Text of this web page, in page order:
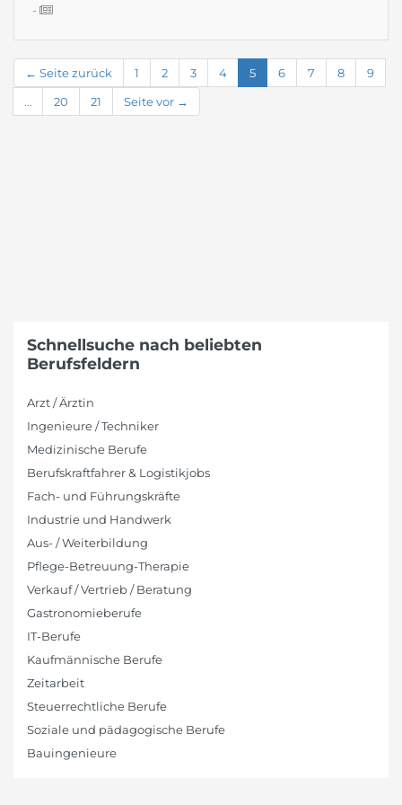
-
← Seite zurück 1 2 3 4 5 6 7 8
9
…
20 21 Seite vor →
Schnellsuche nach beliebten
Berufsfeldern
Arzt / Ärztin
Ingenieure / Techniker
Medizinische Berufe
Berufskraftfahrer & Logistikjobs
Fach- und Führungskräfte
Industrie und Handwerk
Aus- / Weiterbildung
Pflege-Betreuung-Therapie
Verkauf / Vertrieb / Beratung
Gastronomieberufe
IT-Berufe
Kaufmännische Berufe
Zeitarbeit
Steuerrechtliche Berufe
Soziale und pädagogische Berufe
Bauingenieure